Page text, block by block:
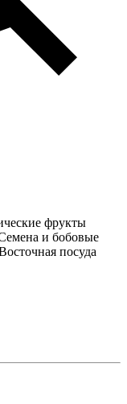
фрукты
и бобовые
посуда